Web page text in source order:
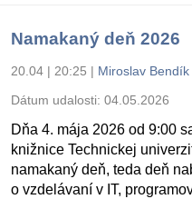
Namakaný deň 2026
20.04 | 20:25 | Miroslav Bendík
Dátum udalosti: 04.05.2026
Dňa 4. mája 2026 od 9:00
knižnice Technickej
namakaný deň, teda deň
o vzdelávaní v IT,